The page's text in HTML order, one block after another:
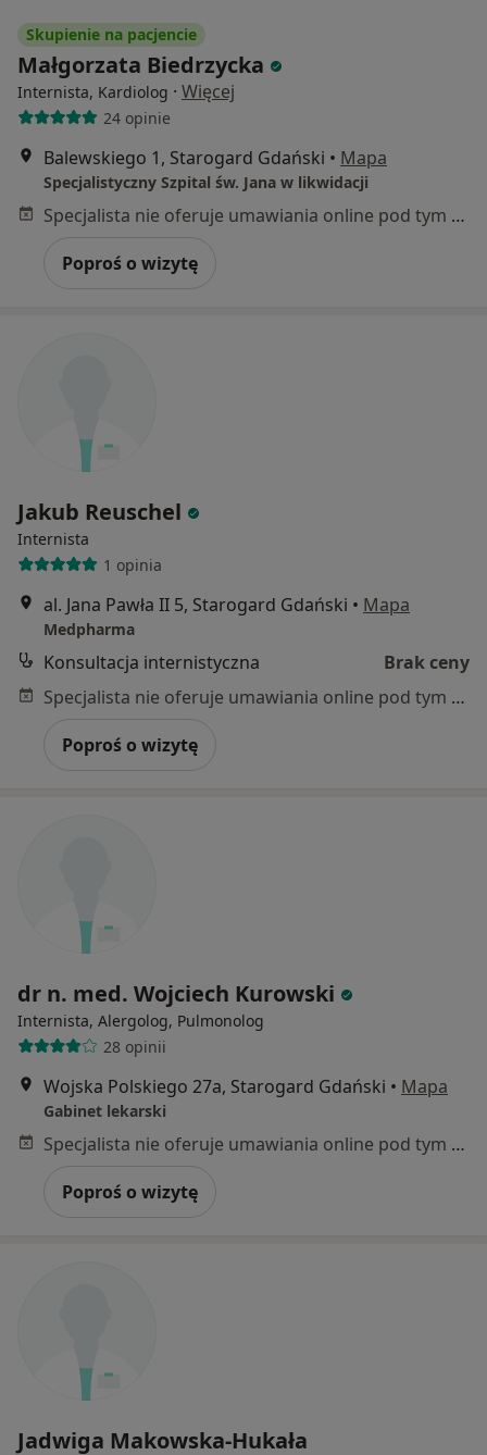
Skupienie na pacjencie
Małgorzata Biedrzycka
Internista, Kardiolog · Więcej
24 opinie
Balewskiego 1, Starogard Gdański • Mapa
Specjalistyczny Szpital św. Jana w likwidacji
Specjalista nie oferuje umawiania online pod tym adresem.
Poproś o wizytę
Jakub Reuschel
Internista
1 opinia
al. Jana Pawła II 5, Starogard Gdański • Mapa
Medpharma
Konsultacja internistyczna
Brak ceny
Specjalista nie oferuje umawiania online pod tym adresem.
Poproś o wizytę
dr n. med. Wojciech Kurowski
Internista, Alergolog, Pulmonolog
28 opinii
Wojska Polskiego 27a, Starogard Gdański • Mapa
Gabinet lekarski
Specjalista nie oferuje umawiania online pod tym adresem.
Poproś o wizytę
Jadwiga Makowska-Hukała